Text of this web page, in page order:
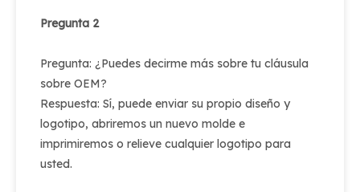
Pregunta 2
Pregunta: ¿Puedes decirme más sobre tu cláusula
sobre OEM?
Respuesta: Sí, puede enviar su propio diseño y
logotipo, abriremos un nuevo molde e
imprimiremos o relieve cualquier logotipo para
usted.